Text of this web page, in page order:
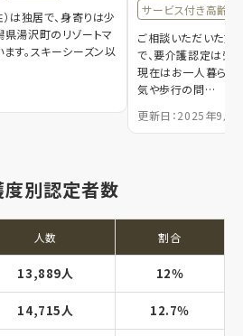
は独居で、身寄りは少
県湯沢町のリゾートマ
す。スキーシーズン以
サービス付き高齢
ご相談いただいた方
で、要介護認定は受
現在はお一人暮らし
気や歩行の問…
更新日：2025年9月
別認定者数
人数 割合
13,889人 12％
14,715人 12.7％